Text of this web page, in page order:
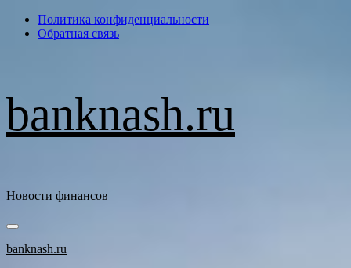
ПерейтиПолитика конфиденциальности
Обратная связь
banknash.ru
Новости финансов
Основное
меню
banknash.ru